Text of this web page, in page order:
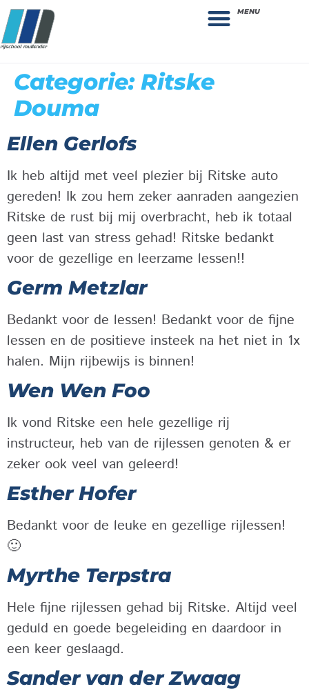
MENU
Categorie: Ritske
Douma
Ellen Gerlofs
Ik heb altijd met veel plezier bij Ritske auto
gereden! Ik zou hem zeker aanraden aangezien
Ritske de rust bij mij overbracht, heb ik totaal
geen last van stress gehad! Ritske bedankt
voor de gezellige en leerzame lessen!!
Germ Metzlar
Bedankt voor de lessen! Bedankt voor de fijne
lessen en de positieve insteek na het niet in 1x
halen. Mijn rijbewijs is binnen!
Wen Wen Foo
Ik vond Ritske een hele gezellige rij
instructeur, heb van de rijlessen genoten & er
zeker ook veel van geleerd!
Esther Hofer
Bedankt voor de leuke en gezellige rijlessen!
🙂
Myrthe Terpstra
Hele fijne rijlessen gehad bij Ritske. Altijd veel
geduld en goede begeleiding en daardoor in
een keer geslaagd.
Sander van der Zwaag